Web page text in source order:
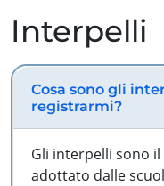
Interpelli
Cosa sono gli
registrarmi?
Gli interpelli sono
adottato dalle